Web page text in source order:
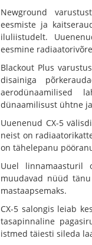
Newground
eesmiste ja
iluliistudelt.
eesmine
Blackout Plus
disainiga
aerodünaamilised
dünaamilisust ühtne
Uuenenud CX-5
neist on
on tähelepanu
Uuel
muudavad nüüd
mastaapsemaks.
CX-5 salongis leiab
tasapinnaline
istmed täiesti sileda